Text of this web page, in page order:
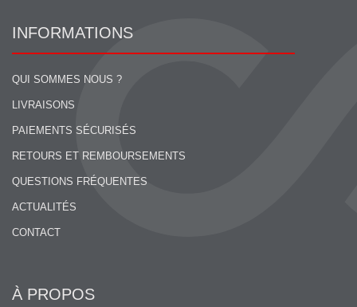
INFORMATIONS
QUI SOMMES NOUS ?
LIVRAISONS
PAIEMENTS SÉCURISÉS
RETOURS ET REMBOURSEMENTS
QUESTIONS FRÉQUENTES
ACTUALITÉS
CONTACT
À PROPOS